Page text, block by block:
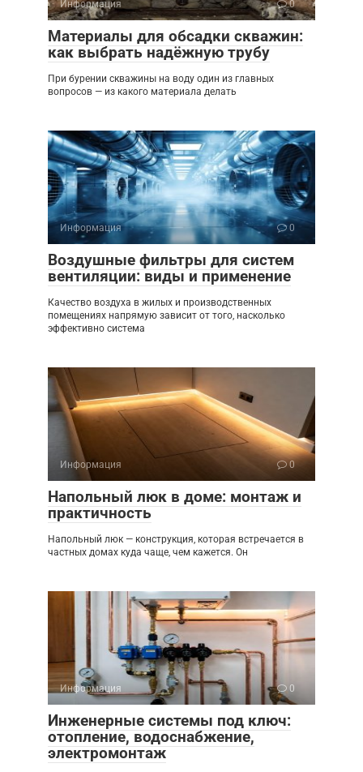
Информация 0
Материалы для обсадки скважин:
как выбрать надёжную трубу
При бурении скважины на воду один из главных
вопросов — из какого материала делать
Информация 0
Воздушные фильтры для систем
вентиляции: виды и применение
Качество воздуха в жилых и производственных
помещениях напрямую зависит от того, насколько
эффективно система
Информация 0
Напольный люк в доме: монтаж и
практичность
Напольный люк — конструкция, которая встречается в
частных домах куда чаще, чем кажется. Он
Информация 0
Инженерные системы под ключ:
отопление, водоснабжение,
электромонтаж